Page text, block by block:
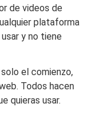
de videos de
plataforma
y no tiene
el comienzo,
Todos hacen
quieras usar.